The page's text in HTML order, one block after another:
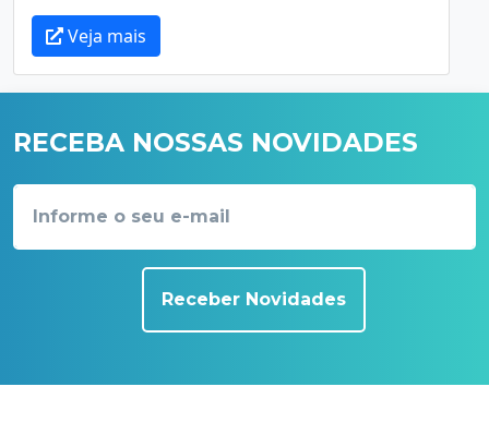
Veja mais
RECEBA NOSSAS NOVIDADES
Receber Novidades